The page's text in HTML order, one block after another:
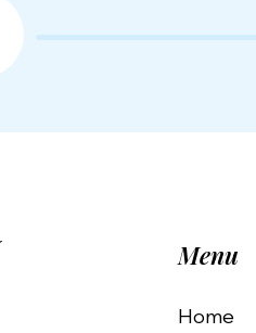
Menu
Home